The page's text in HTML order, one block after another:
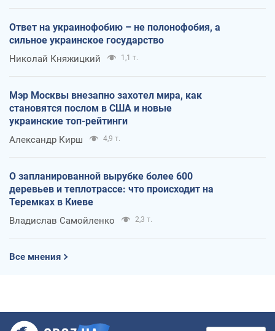
Ответ на украинофобию – не полонофобия, а
сильное украинское государство
Николай Княжицкий 1,1 т.
Мэр Москвы внезапно захотел мира, как
становятся послом в США и новые
украинские топ-рейтинги
Александр Кирш 4,9 т.
О запланированной вырубке более 600
деревьев и теплотрассе: что происходит на
Теремках в Киеве
Владислав Самойленко 2,3 т.
Все мнения